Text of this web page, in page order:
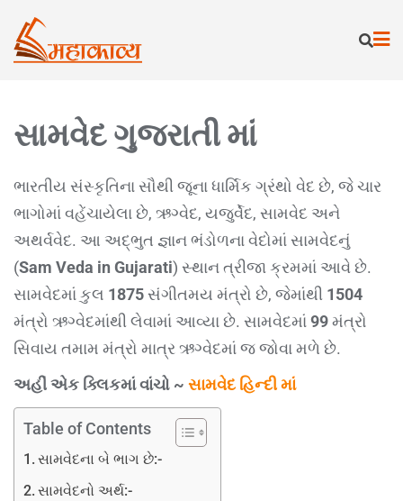
સામવેદ ગુજરાતી માં
ભારતીય સંસ્કૃતિના સૌથી જૂના ધાર્મિક ગ્રંથો વેદ છે, જે ચાર
ભાગોમાં વહેંચાયેલા છે, ઋગ્વેદ, યજુર્વેદ, સામવેદ અને
અથર્વવેદ. આ અદ્ભુત જ્ઞાન ભંડોળના વેદોમાં સામવેદનું
(Sam Veda in Gujarati) સ્થાન ત્રીજા ક્રમમાં આવે છે.
સામવેદમાં કુલ 1875સંગીતમય મંત્રો છે, જેમાંથી 1504
મંત્રો ઋગ્વેદમાંથી લેવામાં આવ્યા છે. સામવેદમાં99મંત્રો
સિવાય તમામ મંત્રો માત્ર ઋગ્વેદમાં જ જોવા મળે છે.
અહીં એક ક્લિકમાં વાંચો ~ સામવેદ હિન્દી માં
Table of Contents
સામવેદના બે ભાગ છે:-
સામવેદનો અર્થ:-